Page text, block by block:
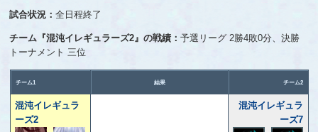
試合状況：全日程終了
チーム『混沌イレギュラーズ2』の戦績：予選リーグ 2勝4敗0分、決勝
トーナメント 三位
チーム1 結果 チーム2
混沌イレギュラ
ーズ2
混沌イレギュラ
ーズ7